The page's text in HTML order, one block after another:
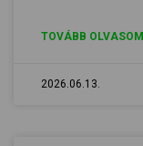
TOVÁBB
2026.06.13.